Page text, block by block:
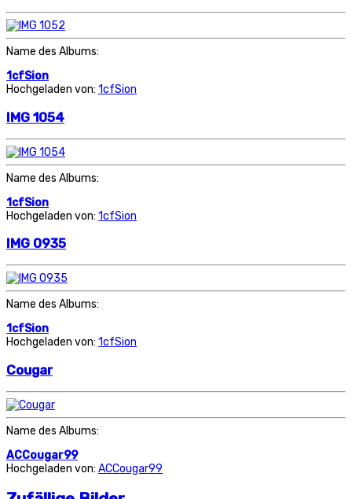
Name des Albums:
1cfSion
Hochgeladen von: 1cfSion
IMG 1054
Name des Albums:
1cfSion
Hochgeladen von: 1cfSion
IMG 0935
Name des Albums:
1cfSion
Hochgeladen von: 1cfSion
Cougar
Name des Albums:
ACCougar99
Hochgeladen von: ACCougar99